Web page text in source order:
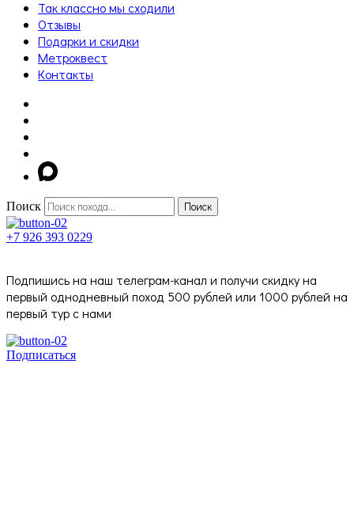
Так классно мы сходили
Отзывы
Подарки и скидки
Метроквест
Контакты
Поиск Поиск
+7 926 393 0229
Подпишись на наш телеграм-канал и получи скидку на
первый однодневный поход 500 рублей или 1000 рублей на
первый тур с нами
Подписаться